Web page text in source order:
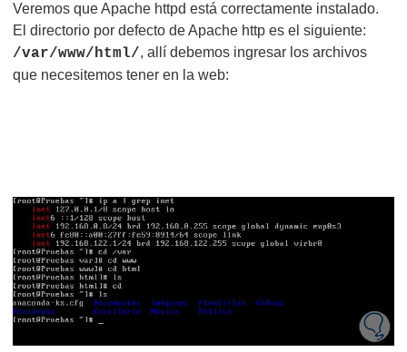
Veremos que Apache httpd está correctamente instalado.
El directorio por defecto de Apache http es el siguiente:
/var/www/html/, allí debemos ingresar los archivos
que necesitemos tener en la web: